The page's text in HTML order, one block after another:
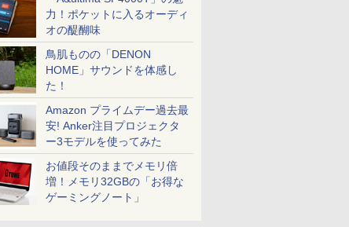
力！ポケットに入るオーディ
オの醍醐味
鳥肌ものの「DENON
HOME」サウンドを体感し
た！
Amazon プライムデー過去最
安! Anker注目プロジェクタ
ー3モデルを使ってみた
お値段そのままでメモリ倍
増！メモリ32GBの「お得な
ゲーミングノート」